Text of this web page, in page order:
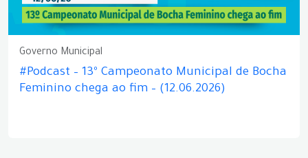
Governo Municipal
#Podcast – 13º Campeonato Municipal de Bocha
Feminino chega ao fim – (12.06.2026)